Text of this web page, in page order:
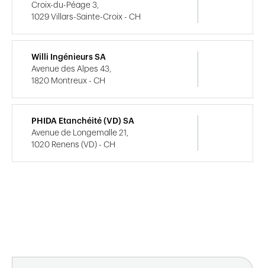
Croix-du-Péage 3,
1029 Villars-Sainte-Croix - CH
Willi Ingénieurs SA
Avenue des Alpes 43,
1820 Montreux - CH
PHIDA Etanchéité (VD) SA
Avenue de Longemalle 21,
1020 Renens (VD) - CH